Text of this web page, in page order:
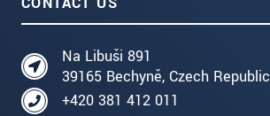
Na Libuši 891
39165 Bechyně, Czech Republic
+420 381 412 011